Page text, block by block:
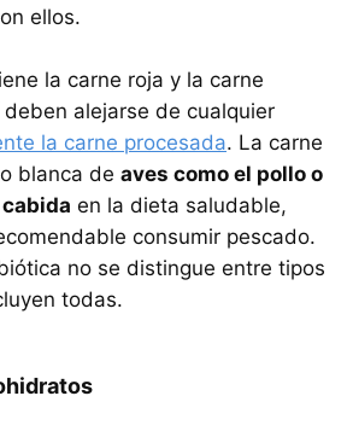
ellos.
la carne roja y la carne
alejarse de cualquier
la carne procesada. La carne
blanca de aves como el pollo o
en la dieta saludable,
consumir pescado.
no se distingue entre tipos
todas.